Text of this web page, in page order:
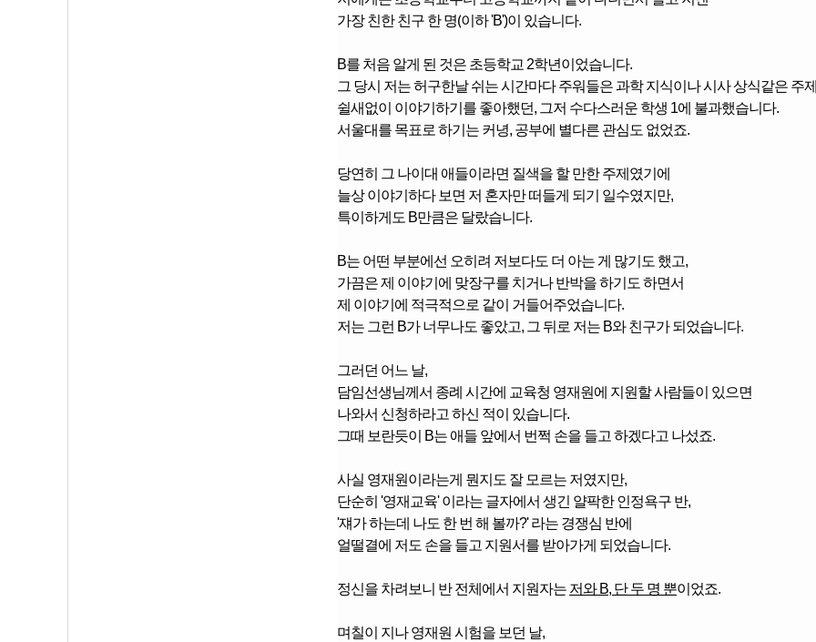
가장 친한 친구 한 명(이하 'B')이 있습니다.
B를 처음 알게 된 것은 초등학교 2학년이었습니다.
그 당시 저는 허구한날 쉬는 시간마다주워들은 과학 지식이나 시사 상식같은 주
쉴새없이 이야기하기를 좋아했던, 그저 수다스러운 학생 1에 불과했습니다.
서울대를 목표로 하기는 커녕, 공부에 별다른 관심도 없었죠.
당연히 그 나이대 애들이라면 질색을 할 만한 주제였기에
늘상 이야기하다 보면 저 혼자만 떠들게 되기 일수였지만,
특이하게도 B만큼은 달랐습니다.
B는 어떤 부분에선 오히려 저보다도 더 아는 게 많기도 했고,
가끔은 제 이야기에 맞장구를 치거나 반박을 하기도 하면서
제 이야기에 적극적으로 같이 거들어주었습니다.
저는 그런 B가 너무나도 좋았고, 그 뒤로 저는 B와 친구가 되었습니다.
그러던 어느 날,
담임선생님께서 종례 시간에 교육청 영재원에 지원할 사람들이 있으면
나와서 신청하라고 하신 적이 있습니다.
그때 보란듯이 B는 애들 앞에서 번쩍 손을 들고 하겠다고 나섰죠.
사실 영재원이라는게 뭔지도 잘 모르는 저였지만,
단순히 '영재교육' 이라는 글자에서 생긴 얄팍한 인정욕구 반,
'쟤가 하는데 나도 한 번 해 볼까?' 라는 경쟁심 반에
얼떨결에 저도 손을 들고 지원서를 받아가게 되었습니다.
정신을 차려보니 반 전체에서 지원자는 저와 B, 단 두 명 뿐이었죠.
며칠이 지나 영재원 시험을 보던 날,